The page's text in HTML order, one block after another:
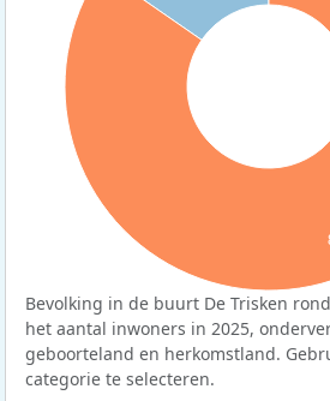
Bevolking in de buurt De Trisken
het aantal inwoners in 2025,
geboorteland en herkomstland.
categorie te selecteren.